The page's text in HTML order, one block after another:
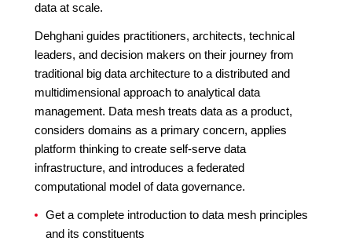
data at scale.
Dehghani guides practitioners, architects, technical
leaders, and decision makers on their journey from
traditional big data architecture to a distributed and
multidimensional approach to analytical data
management. Data mesh treats data as a product,
considers domains as a primary concern, applies
platform thinking to create self-serve data
infrastructure, and introduces a federated
computational model of data governance.
Get a complete introduction to data mesh principles
and its constituents